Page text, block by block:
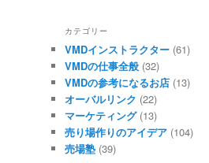
カテゴリー
VMDインストラクター (61)
VMDの仕事全般 (32)
VMDの参考になるお店 (13)
オーバルリンク (22)
マーケティング(13)
売り場作りのアイデア (104)
売場塾 (39)